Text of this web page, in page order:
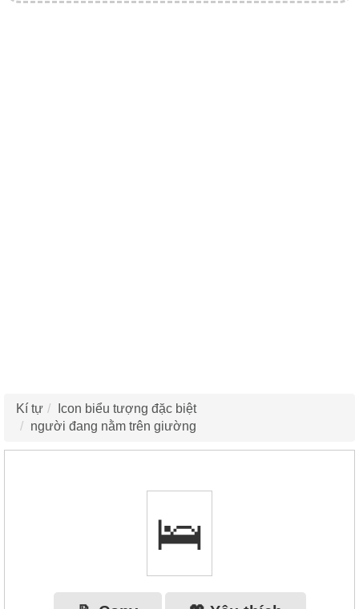
Kí tự
Icon biểu tượng đặc biệt
người đang nằm trên giường
🛌